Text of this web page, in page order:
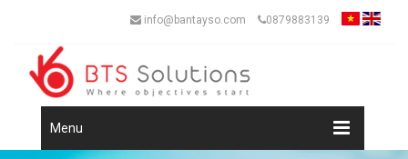
info@bantayso.com 0879883139
Menu